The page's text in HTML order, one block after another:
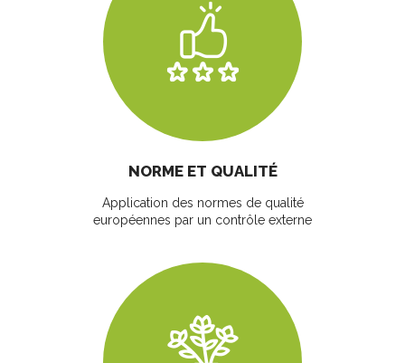
NORME ET QUALITÉ
Application des normes de qualité
européennes par un contrôle externe